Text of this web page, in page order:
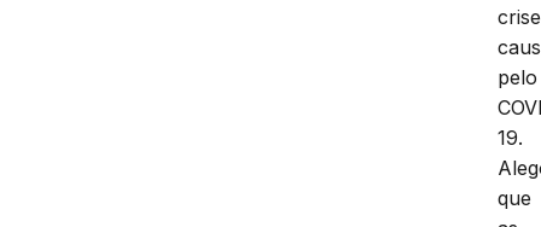
crise
pelo
19.
que